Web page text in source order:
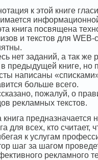
к этой книге
книга посвящена
и текстов для
нет заданий, а так же
в предыдущей книге, но
написаны
больше всего.
пожалуй, о
рекламных текстов.
книга предназначается
для всех, кто
к услугам
шаг за шагом
рекламного